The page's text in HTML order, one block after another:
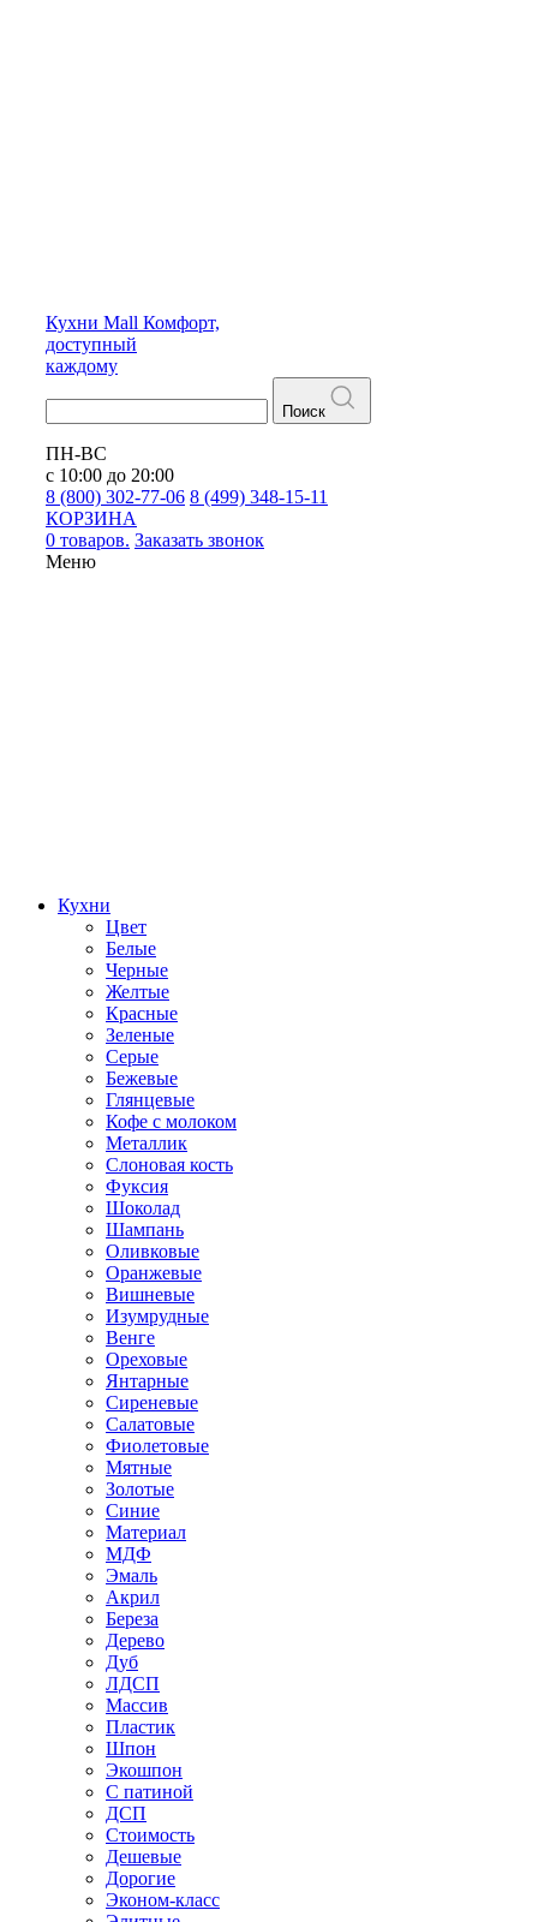
Кухни Mall Комфорт,
доступный
каждому
Поиск
ПН-ВС
с 10:00 до 20:00
8 (800) 302-77-06 8 (499) 348-15-11
КОРЗИНА
0 товаров. Заказать звонок
Меню
Кухни
Цвет
Белые
Черные
Желтые
Красные
Зеленые
Серые
Бежевые
Глянцевые
Кофе с молоком
Металлик
Слоновая кость
Фуксия
Шоколад
Шампань
Оливковые
Оранжевые
Вишневые
Изумрудные
Венге
Ореховые
Янтарные
Сиреневые
Салатовые
Фиолетовые
Мятные
Золотые
Синие
Материал
МДФ
Эмаль
Акрил
Береза
Дерево
Дуб
ЛДСП
Массив
Пластик
Шпон
Экошпон
С патиной
ДСП
Стоимость
Дешевые
Дорогие
Эконом-класс